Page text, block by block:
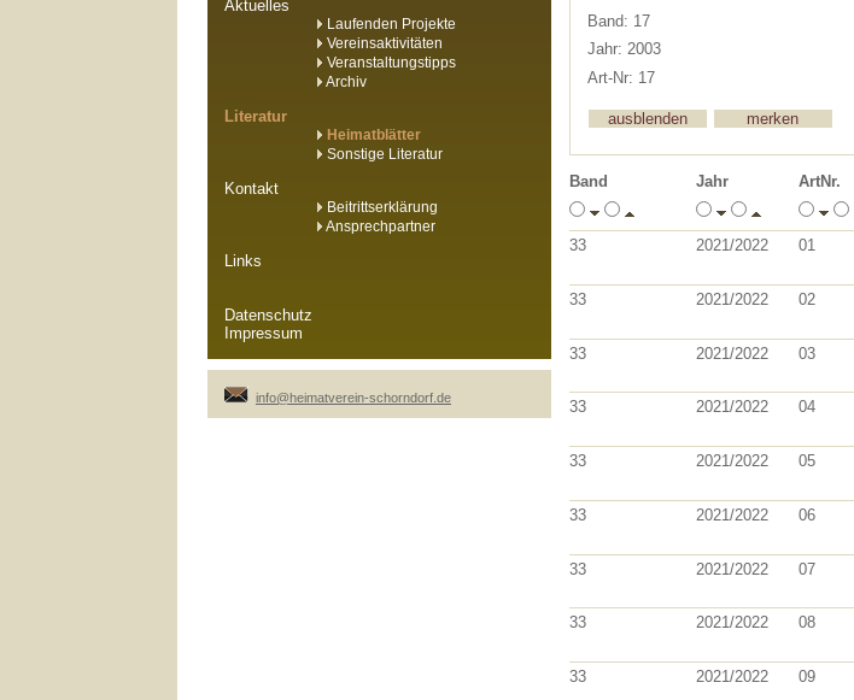
Aktuelles
Laufenden Projekte
Vereinsaktivitäten
Veranstaltungstipps
Archiv
Literatur
Heimatblätter
Sonstige Literatur
Kontakt
Beitrittserklärung
Ansprechpartner
Links
Datenschutz
Impressum
info@heimatverein-schorndorf.de
Band: 17
Jahr: 2003
Art-Nr: 17
Band Jahr ArtNr.
33 2021/2022 01
33
2021/2022 02
33
2021/2022 03
33
2021/2022 04
33
2021/2022 05
33
2021/2022 06
33
2021/2022 07
33
2021/2022 08
33
2021/2022 09